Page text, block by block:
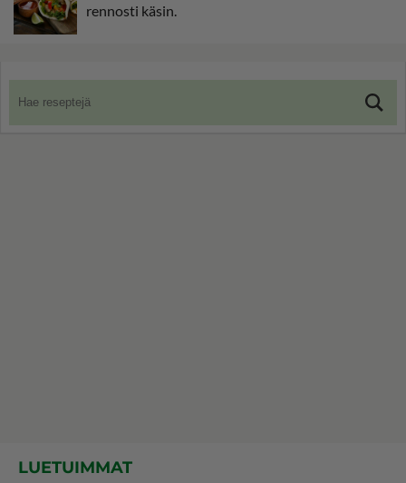
rennosti käsin.
LUETUIMMAT